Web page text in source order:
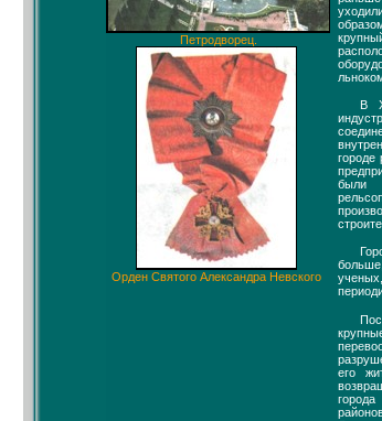
Петродворец.
Орден Святого Александра Невского
В
городе
были
его